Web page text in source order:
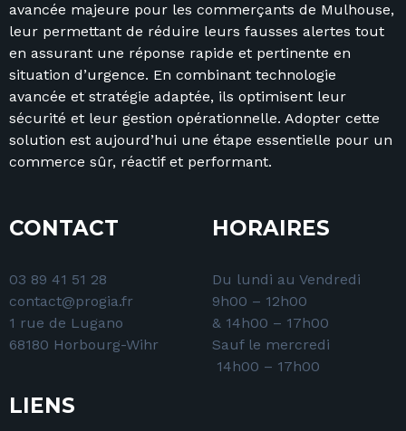
avancée majeure pour les commerçants de Mulhouse,
leur permettant de réduire leurs fausses alertes tout
en assurant une réponse rapide et pertinente en
situation d’urgence. En combinant technologie
avancée et stratégie adaptée, ils optimisent leur
sécurité et leur gestion opérationnelle. Adopter cette
solution est aujourd’hui une étape essentielle pour un
commerce sûr, réactif et performant.
CONTACT
03 89 41 51 28
contact@progia.fr
1 rue de Lugano
68180 Horbourg-Wihr
HORAIRES
Du lundi au Vendredi
9h00 – 12h00
& 14h00 – 17h00
Sauf le mercredi
14h00 – 17h00
LIENS